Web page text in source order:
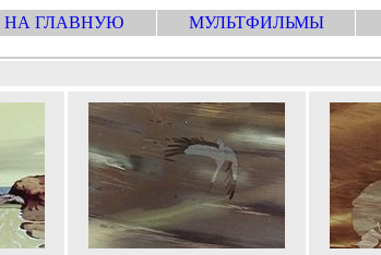
НА ГЛАВНУЮ МУЛЬТФИЛЬМЫ